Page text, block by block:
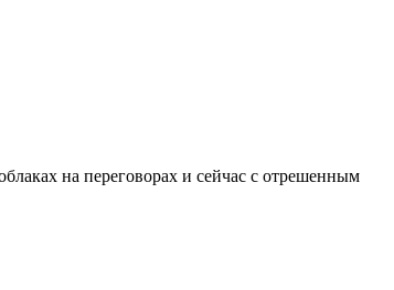
на переговорах и сейчас с отрешенным